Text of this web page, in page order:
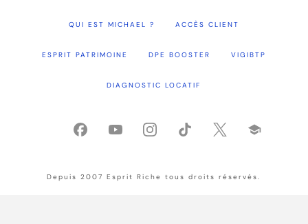
QUI EST MICHAEL ? ACCÈS CLIENT
ESPRIT PATRIMOINE DPE BOOSTER VIGIBTP
DIAGNOSTIC LOCATIF
Depuis 2007 Esprit Riche tous droits réservés.